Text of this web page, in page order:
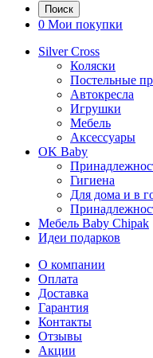
Поиск
0 Мои покупки
Silver Cross
Коляски
Постельные
Автокресла
Игрушки
Мебель
Аксессуары
OK Baby
Гигиена
Для дома и в
Мебель Baby Chipak
Идеи подарков
О компании
Оплата
Доставка
Гарантия
Контакты
Отзывы
Акции